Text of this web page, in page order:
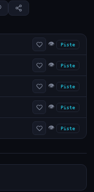
👁 Piste
👁 Piste
👁 Piste
👁 Piste
👁 Piste